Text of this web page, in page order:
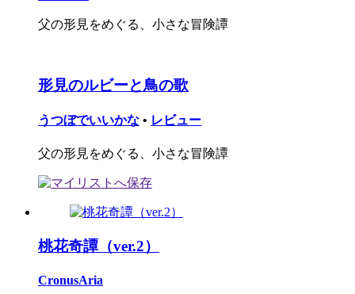
父の形見をめぐる、小さな冒険譚
形見のルビーと鳥の歌
うつぼでいいかな • レビュー
父の形見をめぐる、小さな冒険譚
桃花奇譚（ver.2）
CronusAria